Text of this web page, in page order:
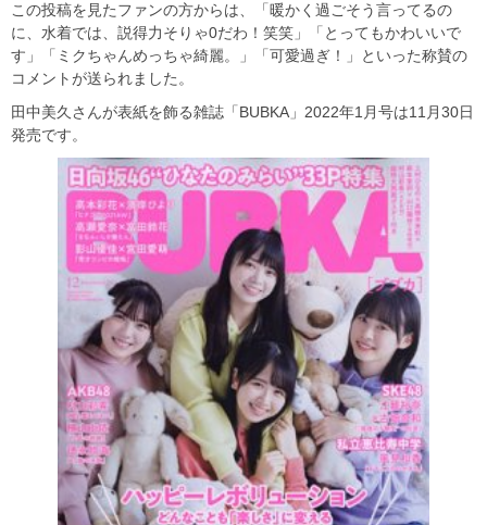
この投稿を見たファンの方からは、「暖かく過ごそう言ってるの
に、水着では、説得力そりゃ0だわ！笑笑」「とってもかわいいで
す」「ミクちゃんめっちゃ綺麗。」「可愛過ぎ！」といった称賛の
コメントが送られました。
田中美久さんが表紙を飾る雑誌「BUBKA」2022年1月号は11月30日
発売です。